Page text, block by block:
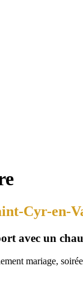
Cyr-en-
avec un
mariage,